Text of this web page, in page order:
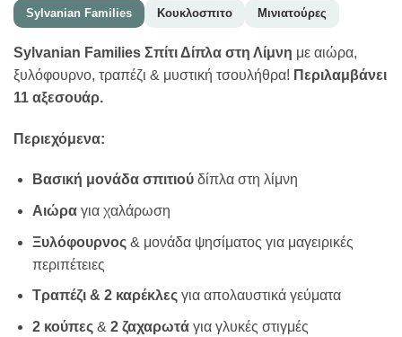
Sylvanian Families Κουκλoσπιτο Μινιατούρες
Sylvanian Families Σπίτι Δίπλα στη Λίμνη με αιώρα,
ξυλόφουρνο, τραπέζι & μυστική τσουλήθρα! Περιλαμβάνει
11 αξεσουάρ.
Περιεχόμενα:
Βασική μονάδα σπιτιούδίπλα στη λίμνη
Αιώραγια χαλάρωση
Ξυλόφουρνος& μονάδα ψησίματος για μαγειρικές
περιπέτειες
Τραπέζι & 2 καρέκλεςγια απολαυστικά γεύματα
2 κούπες& 2 ζαχαρωτάγια γλυκές στιγμές